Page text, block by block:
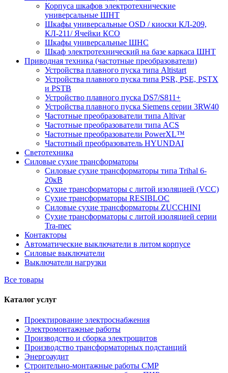
Корпуса шкафов электротехнические
универсальные ШНТ
Шкафы универсальные OSD / киоски КЛ-209,
КЛ-211/ Ячейки КСО
Шкафы универсальные ШНС
Шкаф электротехнический на базе каркаса ШНТ
Приводная техника (частотные преобразователи)
Устройства плавного пуска типа Altistart
Устройства плавного пуска типа PSR, PSE, PSTX
и PSTB
Устройство плавного пуска DS7/S811+
Устройства плавного пуска Siemens серии 3RW40
Частотные преобразователи типа Altivar
Частотные преобразователи типа ACS
Частотные преобразователи PowerXL™
Частотный преобразователь HYUNDAI
Светотехника
Силовые сухие трансформаторы
Силовые сухие трансформаторы типа Trihal 6-
20кВ
Сухие трансформаторы с литой изоляцией (VCC)
Сухие трансформаторы RESIBLOC
Силовые сухие трансформаторы ZUCCHINI
Сухие трансформаторы с литой изоляцией серии
Tra-mec
Контакторы
Автоматические выключатели в литом корпусе
Силовые выключатели
Выключатели нагрузки
Все товары
Каталог услуг
Проектирование электроснабжения
Электромонтажные работы
Производство и сборка электрощитов
Производство трансформаторных подстанций
Энергоаудит
Строительно-монтажные работы СМР